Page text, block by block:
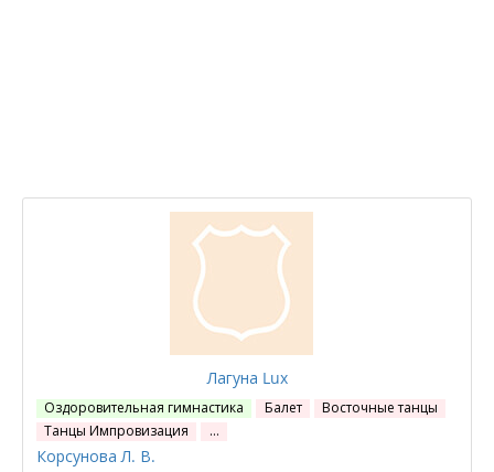
Лагуна Lux
Оздоровительная гимнастика Балет
Восточные танцы
Танцы Импровизация
…
Корсунова Л. В.